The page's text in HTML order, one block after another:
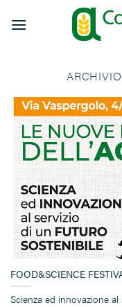
FOOD&SCIENCE
Scienza ed innovazione